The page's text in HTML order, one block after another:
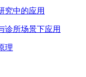
究中的应用
诊所场景下应用
理